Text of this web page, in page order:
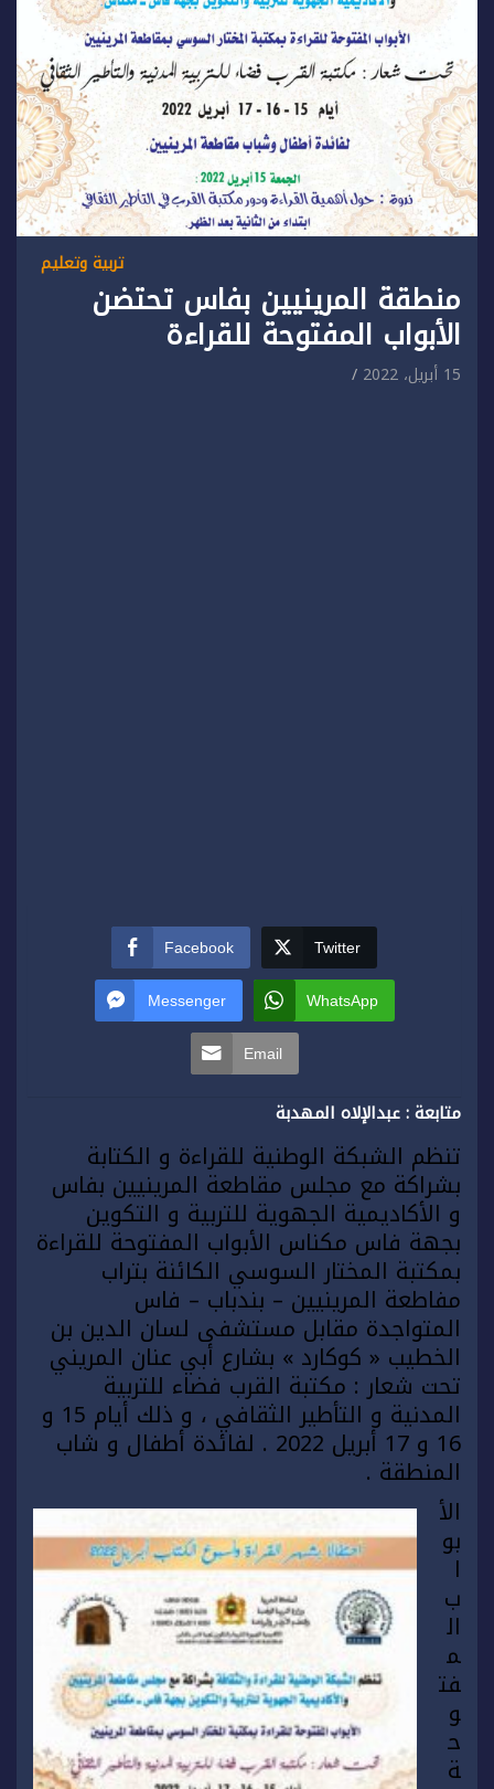
تربية وتعليم
منطقة المرينيين بفاس تحتضن
الأبواب المفتوحة للقراءة
15 أبريل، 2022
Facebook Twitter
Messenger WhatsApp
Email
متابعة : عبدالإلاه المهدبة
تنظم الشبكة الوطنية للقراءة و الكتابة
بشراكة مع مجلس مقاطعة المرينيين بفاس
و الأكاديمية الجهوية للتربية و التكوين
بجهة فاس مكناس الأبواب المفتوحة للقراءة
بمكتبة المختار السوسي الكائنة بتراب
مفاطعة المرينيين – بندباب – فاس
المتواجدة مقابل مستشفى لسان الدين بن
الخطيب « كوكارد » بشارع أبي عنان المريني
تحت شعار : مكتبة القرب فضاء للتربية
المدنية و التأطير الثقافي ، و ذلك أيام 15 و
16 و 17 أبريل 2022 . لفائدة أطفال و شاب
المنطقة .
الأ
بو
ا
ب
ال
م
فت
و
ح
ة